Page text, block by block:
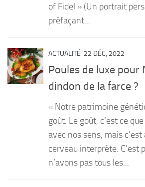
of Fidel » (Un portrait
préfaçant...
ACTUALITÉ 22 DÉC, 2022
Poules de luxe pour
dindon de la farce ?
« Notre patrimoine
goût. Le goût, c’est ce
avec nos sens, mais
cerveau interprète. C’est
n’avons pas tous les...